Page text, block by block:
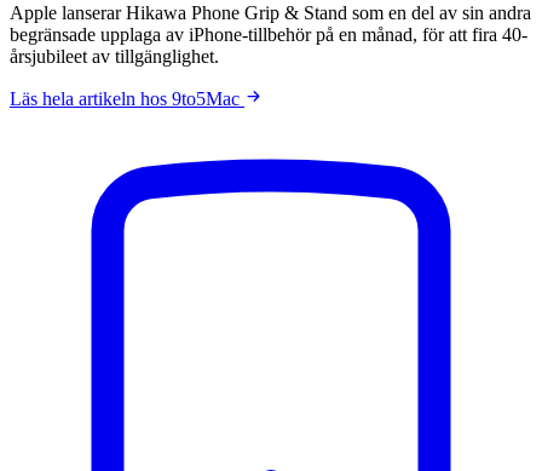
Apple lanserar Hikawa Phone Grip & Stand som en del av sin andra
begränsade upplaga av iPhone-tillbehör på en månad, för att fira 40-
årsjubileet av tillgänglighet.
Läs hela artikeln hos 9to5Mac